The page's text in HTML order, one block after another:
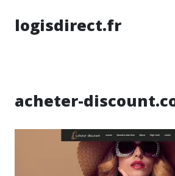
logisdirect.fr
acheter-